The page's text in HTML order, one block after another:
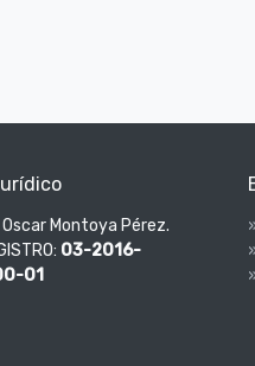
Montoya Pérez.
03-2016-
01